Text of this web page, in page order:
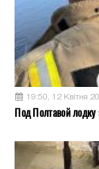
19:50, 12 Квітня
Под Полтавой лодку